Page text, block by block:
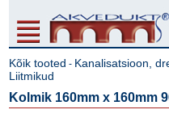
Kõik tooted - Kanalisatsioon,
Liitmikud
Kolmik 160mm x 160mm